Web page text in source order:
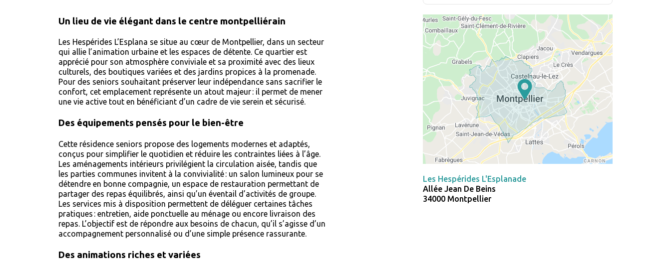
Un lieu de vie élégant dans le centre montpelliérain
Les Hespérides L’Esplana se situe au cœur de Montpellier, dans un secteur
qui allie l’animation urbaine et les espaces de détente. Ce quartier est
apprécié pour son atmosphère conviviale et sa proximité avec des lieux
culturels, des boutiques variées et des jardins propices à la promenade.
Pour des seniors souhaitant préserver leur indépendance sans sacrifier le
confort, cet emplacement représente un atout majeur : il permet de mener
une vie active tout en bénéficiant d’un cadre de vie serein et sécurisé.
Des équipements pensés pour le bien-être
Cette résidence seniors propose des logements modernes et adaptés,
conçus pour simplifier le quotidien et réduire les contraintes liées à l’âge.
Les aménagements intérieurs privilégient la circulation aisée, tandis que
les parties communes invitent à la convivialité : un salon lumineux pour se
détendre en bonne compagnie, un espace de restauration permettant de
partager des repas équilibrés, ainsi qu’un éventail d’activités de groupe.
Les services mis à disposition permettent de déléguer certaines tâches
pratiques : entretien, aide ponctuelle au ménage ou encore livraison des
repas. L’objectif est de répondre aux besoins de chacun, qu’il s’agisse d’un
accompagnement personnalisé ou d’une simple présence rassurante.
Des animations riches et variées
Les Hespérides L'Esplanade
Allée Jean De Beins
34000 Montpellier